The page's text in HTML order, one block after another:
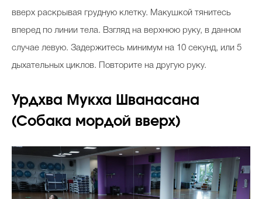
вверх раскрывая грудную клетку. Макушкой тянитесь
вперед по линии тела. Взгляд на верхнюю руку, в данном
случае левую. Задержитесь минимум на 10 секунд, или 5
дыхательных циклов. Повторите на другую руку.
Урдхва Мукха Шванасана
(Собака мордой вверх)